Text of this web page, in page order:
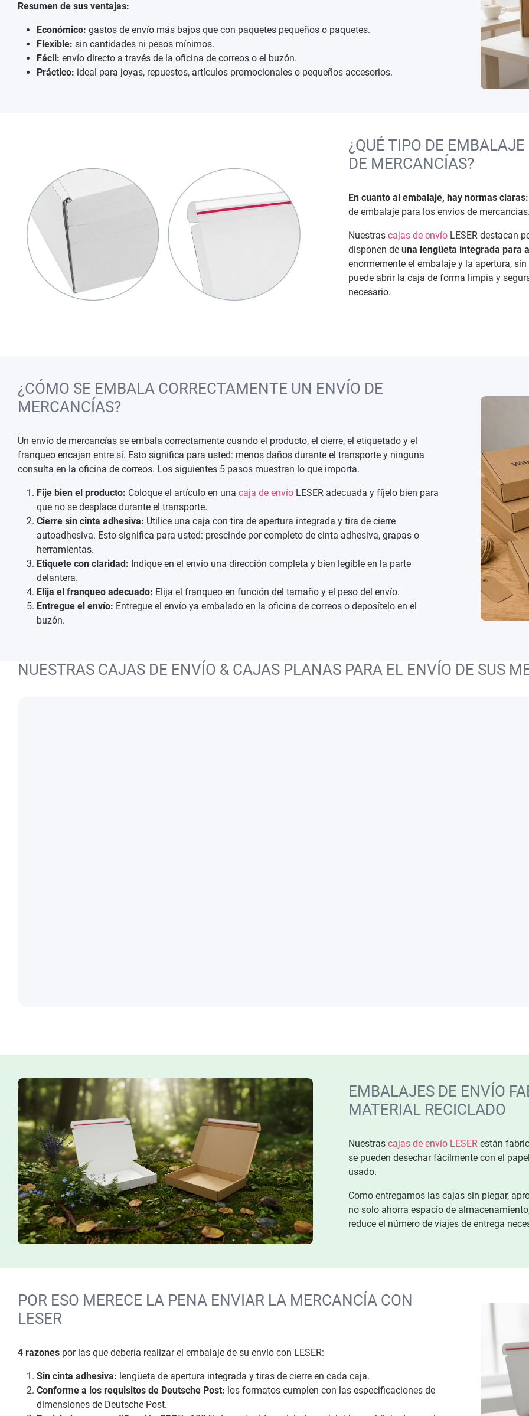
Resumen de sus ventajas:
Económico: gastos de envío más bajos que con paquetes pequeños o paquetes.
Flexible: sin cantidades ni pesos mínimos.
Fácil: envío directo a través de la oficina de correos o el buzón.
Práctico: ideal para joyas, repuestos, artículos promocionales o pequeños accesorios.
¿QUÉ TIPO DE
DE MERCANCÍAS?
En cuanto al embalaje, hay normas claras:
de embalaje para los envíos de
Nuestras cajas de envío LESER destacan
disponen de una lengüeta integrada para
enormemente el embalaje y la apertura,
puede abrir la caja de forma limpia y
necesario.
¿CÓMO SE EMBALA CORRECTAMENTE UN ENVÍO DE
MERCANCÍAS?
Un envío de mercancías se embala correctamente cuando el producto, el cierre, el etiquetado y el
franqueo encajan entre sí. Esto significa para usted: menos daños durante el transporte y ninguna
consulta en la oficina de correos. Los siguientes 5 pasos muestran lo que importa.
Fije bien el producto: Coloque el artículo en una caja de envío LESER adecuada y fíjelo bien para
que no se desplace durante el transporte.
Cierre sin cinta adhesiva: Utilice una caja con tira de apertura integrada y tira de cierre
autoadhesiva. Esto significa para usted: prescinde por completo de cinta adhesiva, grapas o
herramientas.
Etiquete con claridad: Indique en el envío una dirección completa y bien legible en la parte
delantera.
Elija el franqueo adecuado: Elija el franqueo en función del tamaño y el peso del envío.
Entregue el envío: Entregue el envío ya embalado en la oficina de correos o deposítelo en el
buzón.
NUESTRAS CAJAS DE ENVÍO & CAJAS PLANAS PARA EL ENVÍO DE SUS
EMBALAJES DE ENVÍO
MATERIAL RECICLADO
Nuestras cajas de envío LESER están
se pueden desechar fácilmente con el
usado.
Como entregamos las cajas sin plegar,
no solo ahorra espacio de
reduce el número de viajes de entrega
POR ESO MERECE LA PENA ENVIAR LA MERCANCÍA CON
LESER
4 razones por las que debería realizar el embalaje de su envío con LESER:
Sin cinta adhesiva: lengüeta de apertura integrada y tiras de cierre en cada caja.
Conforme a los requisitos de Deutsche Post: los formatos cumplen con las especificaciones de
dimensiones de Deutsche Post.